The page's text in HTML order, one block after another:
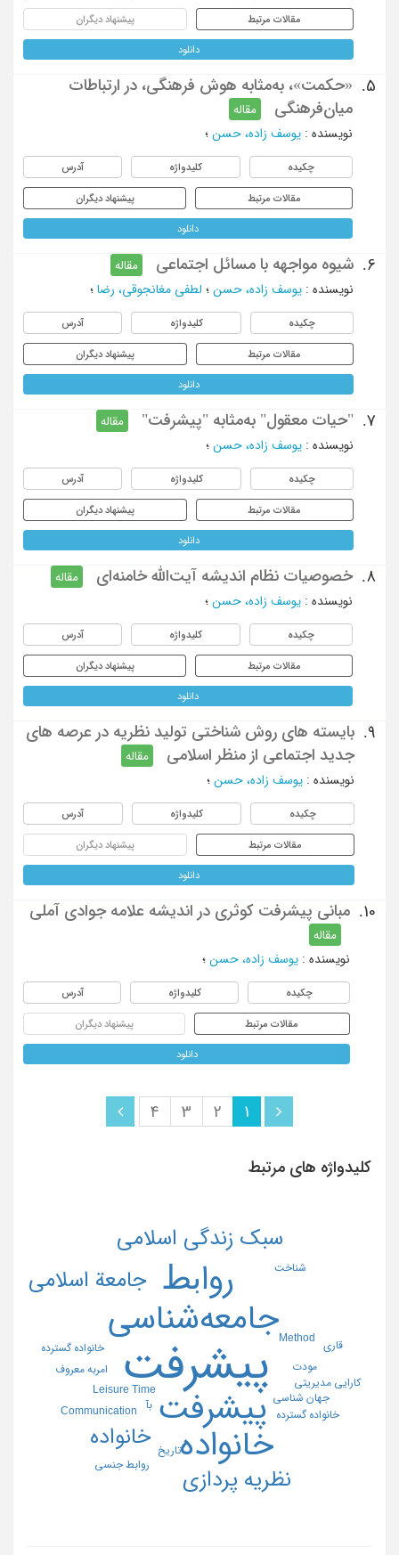
مقالات مرتبط پیشنهاد دیگران
دانلود
5.
«حکمت»، به‌مثابه هوش فرهنگی، در ارتباطات
میان‌فرهنگی
مقاله
نویسنده : یوسف زاده، حسن ؛
چکیده کلیدواژه آدرس
مقالات مرتبط پیشنهاد دیگران
دانلود
6. شیوه مواجهه با مسائل اجتماعی
مقاله
نویسنده : یوسف زاده، حسن ؛ لطفی مغانجوقی، رضا ؛
چکیده کلیدواژه آدرس
مقالات مرتبط پیشنهاد دیگران
دانلود
7. "حیات معقول" به‌مثابه "پیشرفت"
مقاله
نویسنده : یوسف زاده، حسن ؛
چکیده کلیدواژه آدرس
مقالات مرتبط پیشنهاد دیگران
دانلود
8. خصوصیات نظام اندیشه آیت‌الله خامنه‌ای
مقاله
نویسنده : یوسف زاده، حسن ؛
چکیده کلیدواژه آدرس
مقالات مرتبط پیشنهاد دیگران
دانلود
9.
بایسته های روش شناختی تولید نظریه در عرصه های
جدید اجتماعی از منظر اسلامی
مقاله
نویسنده : یوسف زاده، حسن ؛
چکیده کلیدواژه آدرس
مقالات مرتبط پیشنهاد دیگران
دانلود
10. مبانی پیشرفت کوثری در اندیشه علامه جوادی آملی
مقاله
نویسنده : یوسف زاده، حسن ؛
چکیده کلیدواژه آدرس
مقالات مرتبط پیشنهاد دیگران
دانلود
1
2
3
4
کلیدواژه های مرتبط
پیشرفت
پیشرفت
جامعه‌شناسی
خانواده
رواﺑﻂ
خانواده
سبک زندگی اسلامی
نظریه پردازی
جامعة اسلامی
Communication
Leisure Time
Method
امربه معروف
جهان شناسی
خانواده گسترده
مودت
کارایی مدیریتی
بآ
تاریخ
خانواده گسترده
روابط جنسی
شناخت
قاری